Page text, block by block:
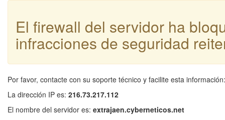
El firewall del servidor ha
infracciones de seguridad
Por favor, contacte con su soporte técnico y facilite esta información:
La dirección IP es: 216.73.217.112
El nombre del servidor es: extrajaen.cyberneticos.net